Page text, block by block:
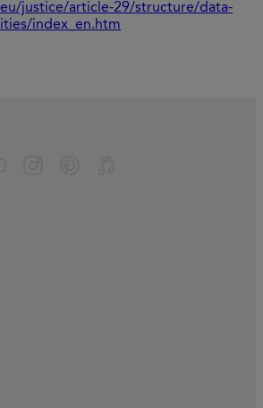
justice/article-29/structure/data-
index_en.htm